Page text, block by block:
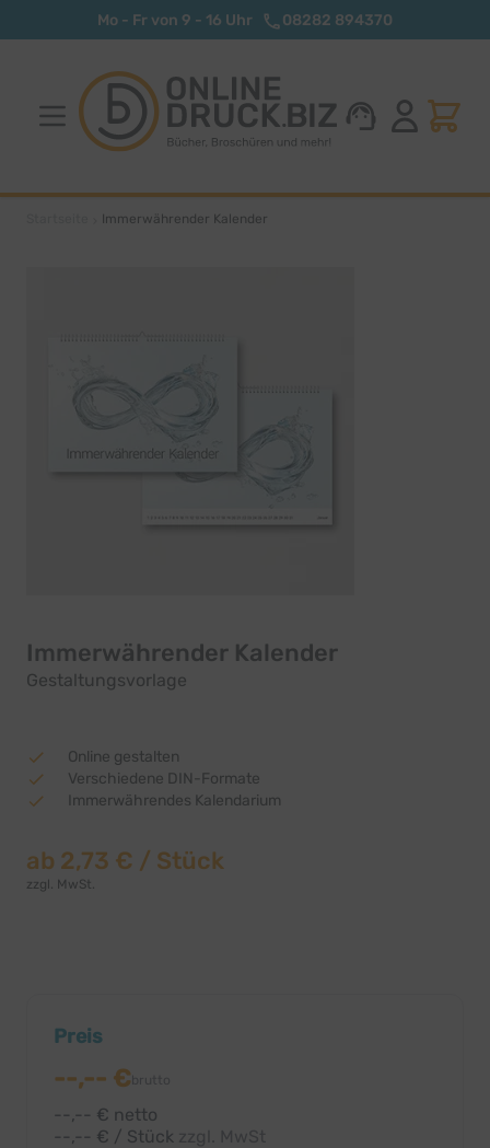
Zum Inhalt springenMo - Fr von 9 - 16 Uhr 08282 894370
Immerwährender Kalender
Immerwährender Kalender
Gestaltungsvorlage
Online gestalten
Verschiedene DIN-Formate
Immerwährendes Kalendarium
ab 2,73 € / Stück
zzgl. MwSt.
Preis
--,-- €
--,-- € netto
--,-- € / Stück